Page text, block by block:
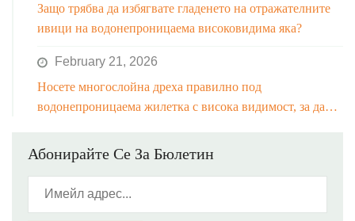
Защо трябва да избягвате гладенето на отражателните
ивици на водонепроницаема високовидима яка?
February 21, 2026
Носете многослойна дреха правилно под
водонепроницаема жилетка с висока видимост, за да
Абонирайте Се За Бюлетин